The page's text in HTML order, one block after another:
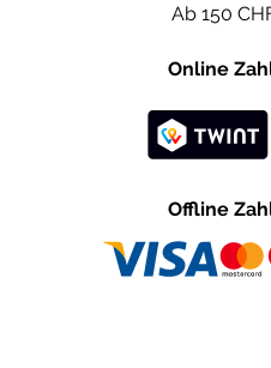
Ab 150
Online
Offline